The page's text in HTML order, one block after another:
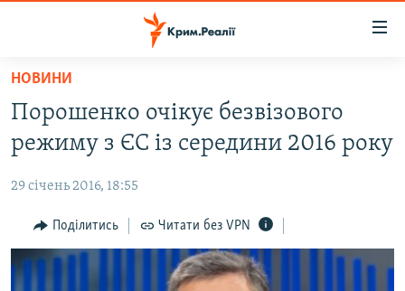
Перейти
основного
матеріалу
Перейти
до
навігації
Перейти
ВОДА.КРИМ
ВІДЕО ТА ФОТО
ПОЛІТИКА
БЛОГИ
ПОГЛЯД
НОВИНИ
Порошенко очікує безвізового
режиму з ЄС із середини 2016 року
29 січень 2016, 18:55
Поділитись Читати без VPN